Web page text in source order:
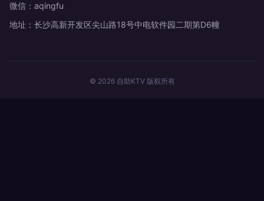
微信：aqingfu
地址：长沙高新开发区尖山路18号中电软件园二期第D6幢
© 2026 自助KTV 版权所有